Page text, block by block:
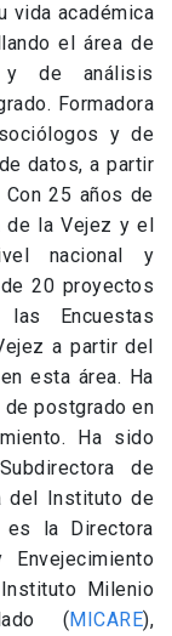
vida académica
el área de
y de análisis
Formadora
y de
datos, a partir
25 años de
de la Vejez y el
nacional y
20 proyectos
Encuestas
a partir del
esta área. Ha
postgrado en
Ha sido
de
del Instituto de
es la Directora
Milenio
(MICARE),